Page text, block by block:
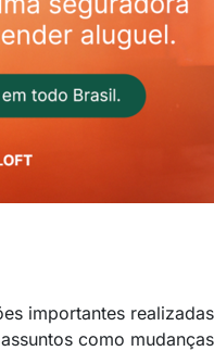
importantes
como